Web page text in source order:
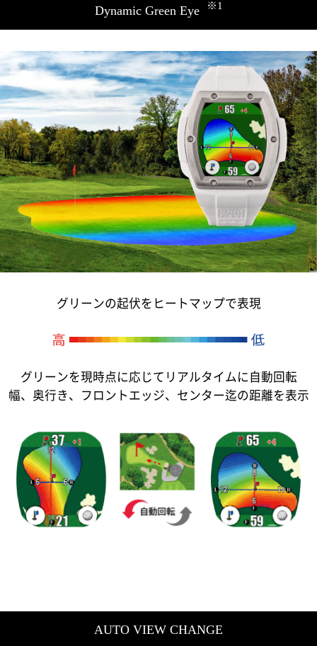
Dynamic Green Eye ※1
グリーンの起伏をヒートマップで表現
グリーンを現時点に応じてリアルタイムに自動回転
幅、奥行き、フロントエッジ、センター迄の距離を表示
AUTO VIEW CHANGE